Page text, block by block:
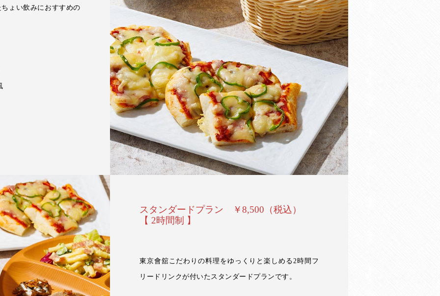
ょい飲みにおすすめの
スタンダードプラン ￥8,500（税込）
【 2時間制 】
東京會舘こだわりの料理をゆっくりと楽しめる2時間フ
リードリンクが付いたスタンダードプランです。